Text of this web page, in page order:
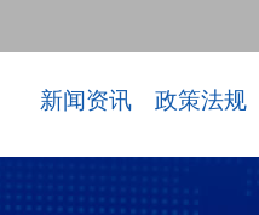
新闻资讯 政策法规